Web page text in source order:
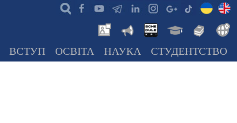
ВСТУП ОСВІТА НАУКА СТУДЕНТСТВО